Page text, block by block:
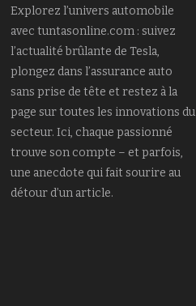
Explorez l’univers automobile
avec tuntasonline.com : suivez
l’actualité brûlante de Tesla,
plongez dans l’assurance auto
sans prise de tête et restez à la
page sur toutes les innovations du
secteur. Ici, chaque passionné
trouve son compte – et parfois,
une anecdote qui fait sourire au
détour d’un article.